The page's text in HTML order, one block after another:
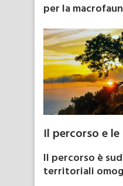
per la
Il percorso e
Il percorso è
territoriali